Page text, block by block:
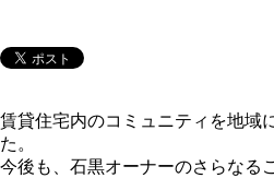
賃貸住宅内のコミュニティを地域
た。
今後も、石黒オーナーのさらなる